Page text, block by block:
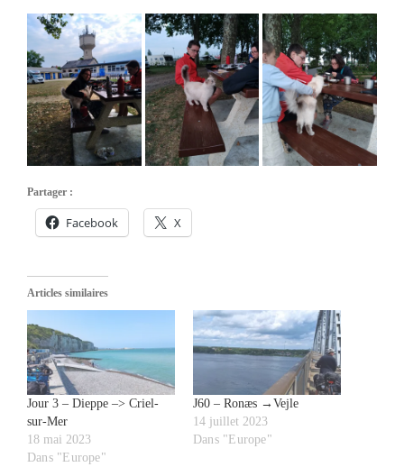
Partager :
Facebook X
Articles similaires
Jour 3 – Dieppe –> Criel-
sur-Mer
18 mai 2023
Dans "Europe"
J60 – Ronæs →Vejle
14 juillet 2023
Dans "Europe"